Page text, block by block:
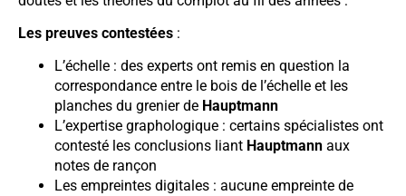
Les preuves contestées :
L’échelle : des experts ont remis en question la
correspondance entre le bois de l’échelle et les
planches du grenier de Hauptmann
L’expertise graphologique : certains spécialistes ont
contesté les conclusions liant Hauptmann aux
notes de rançon
Les empreintes digitales : aucune empreinte de